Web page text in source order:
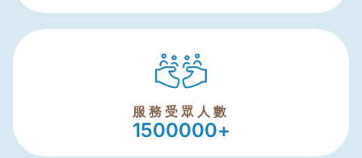
服務受眾人數
1500000+